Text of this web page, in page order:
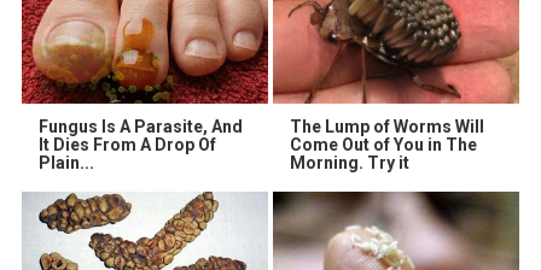
Fungus Is A Parasite, And
It Dies From A Drop Of
Plain...
The Lump of Worms Will
Come Out of You in The
Morning. Try it